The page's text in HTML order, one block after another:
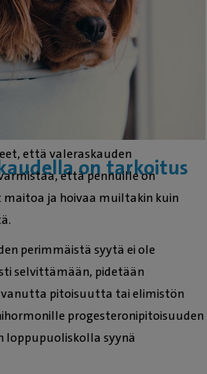
on tarkoitus
että valeraskauden
että pennuille on
ja hoivaa muiltakin kuin
perimmäistä syytä ei ole
selvittämään, pidetään
pitoisuutta tai elimistön
progesteronipitoisuuden
loppupuoliskolla syynä